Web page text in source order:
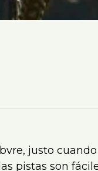
justo
pistas son